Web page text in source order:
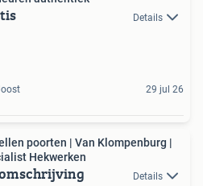
Details
29 jul 26
poorten | Van Klompenburg |
Hekwerken
Details